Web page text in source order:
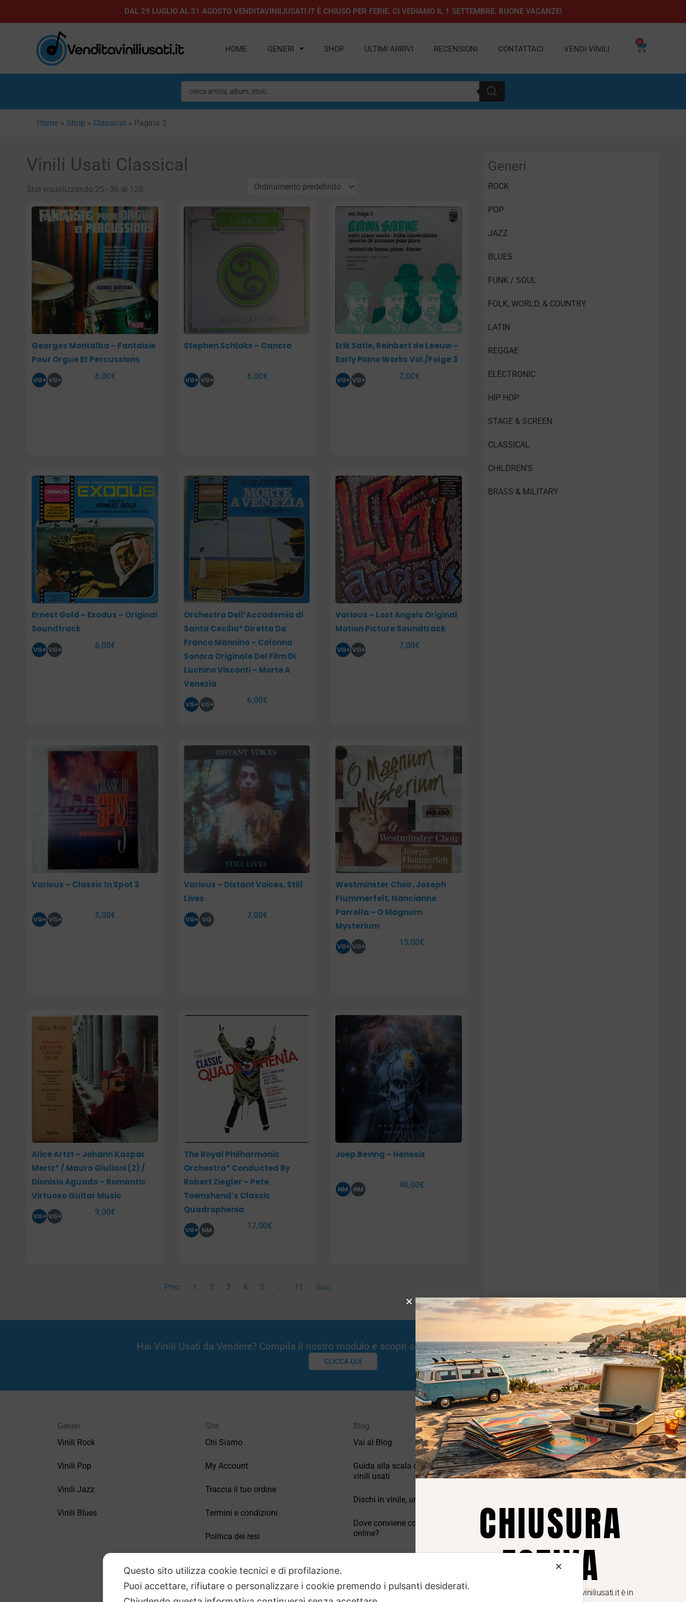
al
DAL 29 LUGLIO AL 31 AGOSTO VENDITAVINILIUSATI.IT È CHIUSO PER FERIE. CI VEDIAMO IL 1 SETTEMBRE. BUONE VACANZE!
HOME GENERI SHOP ULTIMI ARRIVI RECENSIONI CONTATTACI VENDI VINILI
0
Carrello
Ricerca
prodotti
Home » Shop » Classical » Pagina 3
Vinili Usati Classical
Stai visualizzando 25–36 di 128
Georges Montalba – Fantaisie
Pour Orgue Et Percussions
6,00€
Stephen Schlaks – Cancro
6,00€
Erik Satie, Reinbert de Leeuw –
Early Piano Works Vol./Folge 3
7,00€
Ernest Gold – Exodus – Original
Soundtrack
6,00€
Orchestra Dell’Accademia di
Santa Cecilia* Diretta Da
Franco Mannino – Colonna
Sonora Originale Del Film Di
Luchino Visconti – Morte A
Venezia
6,00€
Various – Lost Angels Original
Motion Picture Soundtrack
7,00€
Various – Classic In Spot 3
5,00€
Various – Distant Voices, Still
Lives
7,00€
Westminster Choir, Joseph
Flummerfelt, Nancianne
Parrella – O Magnum
Mysterium
15,00€
Alice Artzt – Johann Kaspar
Mertz* / Mauro Giuliani (2) /
Dionisio Aguado – Romantic
Virtuoso Guitar Music
9,00€
The Royal Philharmonic
Orchestra* Conducted By
Robert Ziegler – Pete
Townshend’s Classic
Quadrophenia
17,00€
Joep Beving – Henosis
40,00€
Prec
Pagina
1
Pagina
2
Pagina
3
Pagina
4
Pagina
5
Pagina
11 Suc
Generi
ROCK
POP
JAZZ
BLUES
FUNK / SOUL
FOLK, WORLD, & COUNTRY
LATIN
REGGAE
ELECTRONIC
HIP HOP
STAGE & SCREEN
CLASSICAL
CHILDREN’S
BRASS & MILITARY
Hai Vinili Usati da Vendere? Compila il nostro modulo e scopri se potremmo essere interessati!
CLICCA QUI
Generi
Vinili Rock
Vinili Pop
Vinili Jazz
Vinili Blues
Site
Chi Siamo
My Account
Traccia il tuo ordine
Termini e condizioni
Politica dei resi
Blog
Vai al Blog
Guida alla scala di valutazione dei
vinili usati
Dischi in vinile, un po’ di storia.
Dove conviene comprare vinili
online?
Privacy
Privacy Policy
Cookie Policy (UE)
✕
Questo sito utilizza cookie tecnici e di profilazione.
Puoi accettare, rifiutare o personalizzare i cookie premendo i pulsanti desiderati.
CHIUSURA
ESTIVA
Dal 29 luglio al 31 agosto venditaviniliusati.it è in